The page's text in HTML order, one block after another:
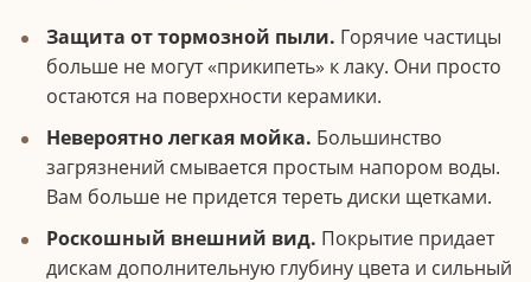
Защита от тормозной пыли. Горячие частицы
больше не могут «прикипеть» к лаку. Они просто
остаются на поверхности керамики.
Невероятно легкая мойка. Большинство
загрязнений смывается простым напором воды.
Вам больше не придется тереть диски щетками.
Роскошный внешний вид. Покрытие придает
дискам дополнительную глубину цвета и сильный